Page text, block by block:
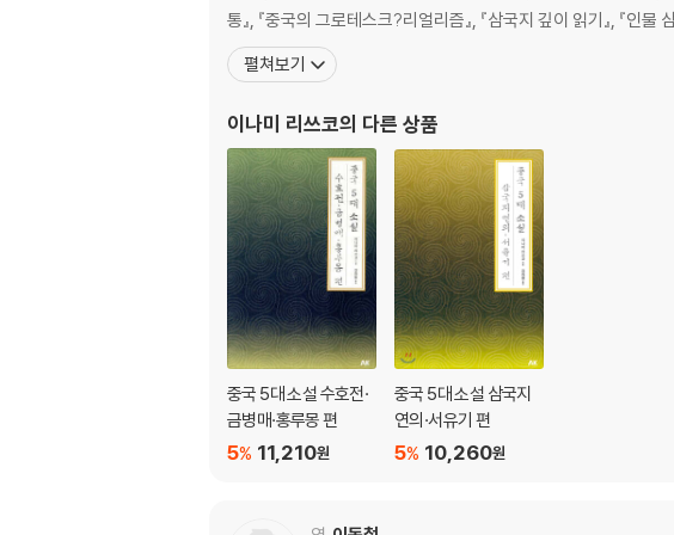
냉혹한 진왕 정 | 불발로 끝난 암살극 | 시황제의 천하 통일 | 조고의 공
군웅할거의 난세 | 항우와 유방
여후의 전횡 | 정치에 휘말린 만년의 무제 | 전한 왕조의 멸망 | 광
제4장 「파죽의 기세」――영웅과 호걸의 시대
1 삼국분립
화북의 패자, 조조 | 유비의 전변 | 적벽 대전 | 삼국 분립 태세가 굳
2 여러 왕조의 흥망
서진의 천하 통일 | 졸부 세 사람과 왕조의 쇠망 | 서진의 문학 | 동
제5장 「봄날 단잠에 날 밝는 줄 몰랐더니」――대시인이 묘사한 세계
1 당 · 삼백 년의 왕조
초당――정관의 다스림 | 측천무후의 시대 | 성당――현종과 양귀비
북송 왕조의 성립 | 북송의 문치주의 | 정치의 혼란, 문예의 성숙 |
통』, 『중국의 그로테스크?리얼리즘』, 『삼국지 깊이 읽기』, 『인물
펼쳐보기
이나미 리쓰코의 다른 상품
중국 5대 소설 수호전·
금병매·홍루몽 편
11,210원
5%
중국 5대 소설 삼국지
연의·서유기 편
10,260원
5%